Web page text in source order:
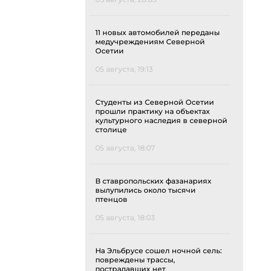
11 новых автомобилей переданы
медучреждениям Северной
Осетии
05 августа, 19:13
Студенты из Северной Осетии
прошли практику на объектах
культурного наследия в северной
столице
05 августа, 18:07
В ставропольских фазанариях
вылупились около тысячи
птенцов
05 августа, 18:03
На Эльбрусе сошел ночной сель:
повреждены трассы,